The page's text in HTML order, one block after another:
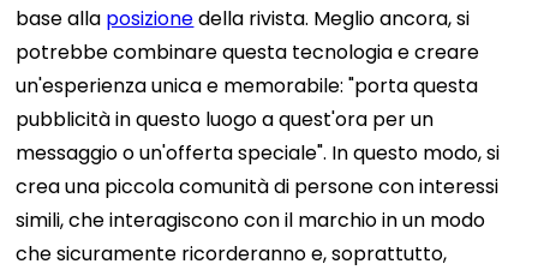
base alla posizionedella rivista. Meglio ancora, si
potrebbe combinare questa tecnologia e creare
un'esperienza unica e memorabile: "porta questa
pubblicità in questo luogo a quest'ora per un
messaggio o un'offerta speciale". In questo modo, si
crea una piccola comunità di persone con interessi
simili, che interagiscono con il marchio in un modo
che sicuramente ricorderanno e, soprattutto,